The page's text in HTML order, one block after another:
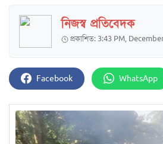
নিজস্ব প্রতিবেদক
প্রকাশিত: 3:43 PM,
Facebook WhatsApp